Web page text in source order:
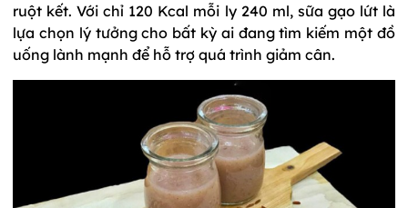
ruột kết. Với chỉ 120 Kcal mỗi ly 240 ml, sữa gạo lứt là
lựa chọn lý tưởng cho bất kỳ ai đang tìm kiếm một đồ
uống lành mạnh để hỗ trợ quá trình giảm cân.